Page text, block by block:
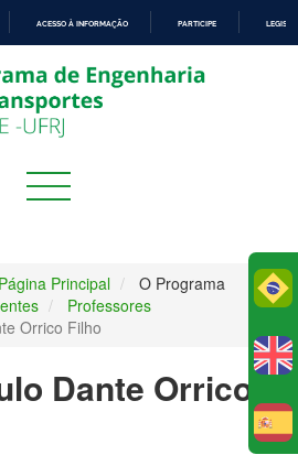
PARA
O
CONTEÚDO
ACESSO À INFORMAÇÃO PARTICIPE
Página Principal
O Programa
Professores
Orrico Filho
Dante Orrico